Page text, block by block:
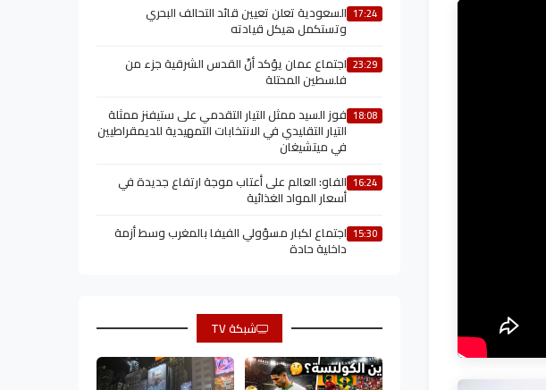
17:24 السعودية تعلن تعيين قائد التحالف البحري
وتستكمل هيكل قيادته
23:29 اجتماع عمان يؤكد أنّ القدس الشرقية جزء من
فلسطين المحتلة
18:08 فوز السيد ممثل التيار التقدمي على ستيفنز ممثلة
التيار التقليدي في الانتخابات التمهيدية للديمقراطيين
في ميتشيغان
16:24 الفاو: العالم على أعتاب موجة ارتفاع جديدة في
أسعار المواد الغذائية
15:30 اجتماع لكبار مسؤولي الفيفا بالمغرب وسط أزمة
داخلية حادة
شبكة TV